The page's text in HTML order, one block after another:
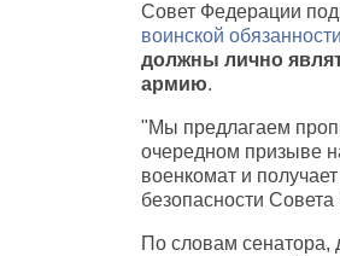
Совет Федерации
воинской
должны лично
армию.
"Мы предлагаем
очередном призыве
военкомат и
безопасности
По словам сенатора,